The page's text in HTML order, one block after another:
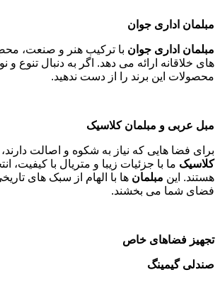
مبلمان اداری جوان
مبلمان اداری جوان با ترکیب هنر و صنعت،
های خلاقانه ارائه می دهد. اگر به دنبال تنوع و
محصولات این برند را از دست ندهید.
مبل عربی و مبلمان کلاسیک
برای فضا هایی که نیاز به شکوه و اصالت دارند،
کلاسیک ما با جزئیات زیبا و متریال با کیفیت،
هستند. این مبلمان ها با الهام از سبک های
فضای شما می بخشند.
تجهیز فضاهای خاص
صندلی گیمینگ